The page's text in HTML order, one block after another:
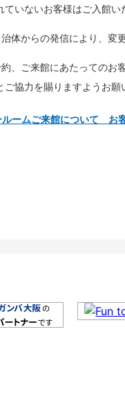
ていないお客様はご入館い
体からの発信により、変
、ご来館にあたってのお
ご協力を賜りますようお願
ルームご来館について お